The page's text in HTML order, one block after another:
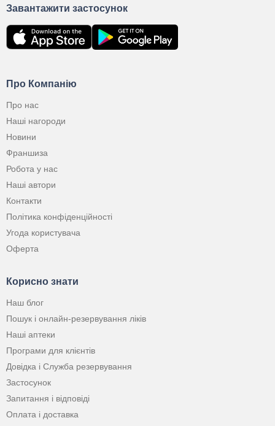
Про Компанію
Про нас
Наші нагороди
Новини
Франшиза
Робота у нас
Наші автори
Контакти
Політика конфіденційності
Угода користувача
Оферта
Корисно знати
Наш блог
Пошук і онлайн-резервування ліків
Наші аптеки
Програми для клієнтів
Довідка і Служба резервування
Застосунок
Запитання і відповіді
Оплата і доставка
Завантажити застосунок